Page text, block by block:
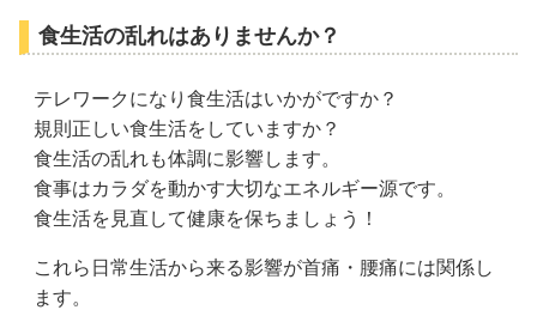
食生活の乱れはありませんか？
テレワークになり食生活はいかがですか？
規則正しい食生活をしていますか？
食生活の乱れも体調に影響します。
食事はカラダを動かす大切なエネルギー源です。
食生活を見直して健康を保ちましょう！
これら日常生活から来る影響が首痛・腰痛には関係し
ます。